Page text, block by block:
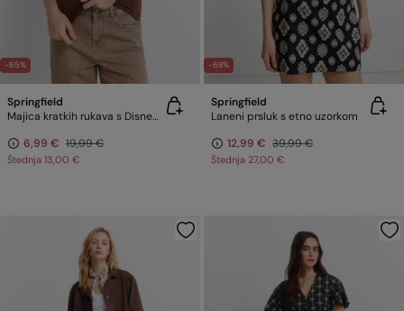
-65%
Springfield
Majica kratkih rukava s Disney motivom
6,99 € 19,99 €
Štednja 13,00 €
-68%
Springfield
Laneni prsluk s etno uzorkom
12,99 € 39,99 €
Štednja 27,00 €